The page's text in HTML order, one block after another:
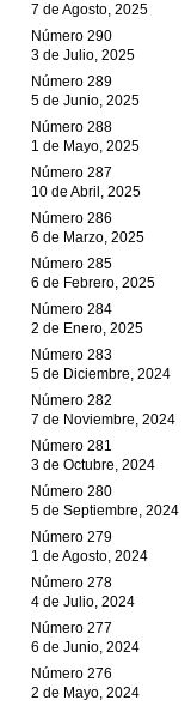
7 de Agosto, 2025
Número 290
3 de Julio, 2025
Número 289
5 de Junio, 2025
Número 288
1 de Mayo, 2025
Número 287
10 de Abril, 2025
Número 286
6 de Marzo, 2025
Número 285
6 de Febrero, 2025
Número 284
2 de Enero, 2025
Número 283
5 de Diciembre, 2024
Número 282
7 de Noviembre, 2024
Número 281
3 de Octubre, 2024
Número 280
5 de Septiembre, 2024
Número 279
1 de Agosto, 2024
Número 278
4 de Julio, 2024
Número 277
6 de Junio, 2024
Número 276
2 de Mayo, 2024